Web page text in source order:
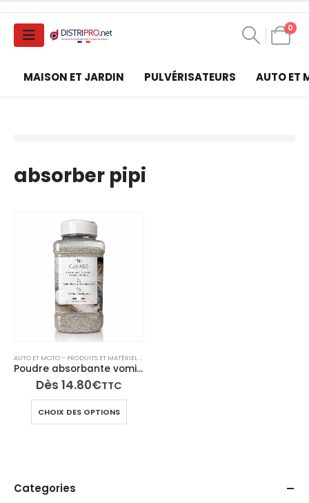
0
MAISON ET JARDIN PULVÉRISATEURS AUTO ET
absorber pipi
Poudre absorbante vomi urine GelAbs – Gélifiant désodorisant
Dès 14.80€TTC
CHOIX DES OPTIONS
produit
Categories